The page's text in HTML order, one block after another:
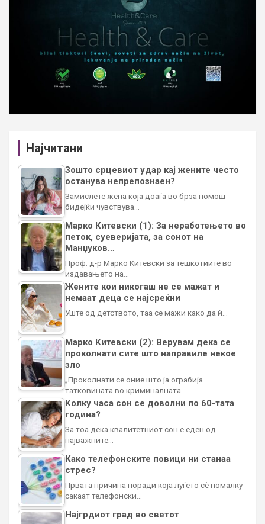
Најчитани
Зошто срцевиот удар кај жените често
останува непрепознаен?
Замислете жена која доаѓа во брза помош
бидејќи чувствува…
Марко Китевски (1): За неработењето во
петок, суеверијата, за сонот на
Манџуков…
Проф. д-р Марко Китевски за тешкотиите во
издавањето на…
Жените кои никогаш не се мажат и
немаат деца се најсреќни
Уште од детството, таа се мажи како да ѝ…
Марко Китевски (2): Верувам дека се
проколнати сите што направиле некое
зло
„Проколнати се оние што ја ограбија
татковината во криминалната…
Колку часа сон се доволни по 60-тата
година?
За тоа дека квалитетниот сон е еден од
најважните…
Како телефонските повици ни станаа
стрес?
Првата причина поради која луѓето сè помалку
сакаат телефонски…
Најгрдиот град во светот